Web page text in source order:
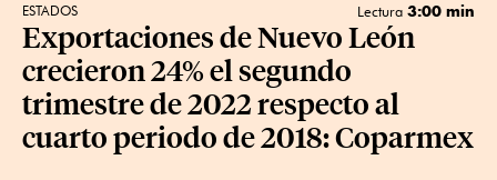
ESTADOS Lectura 3:00 min
Exportaciones de Nuevo León
crecieron 24% el segundo
trimestre de 2022 respecto al
cuarto periodo de 2018: Coparmex